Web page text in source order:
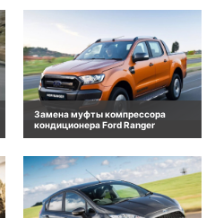
Замена муфты компрессора
кондиционера Ford Ranger